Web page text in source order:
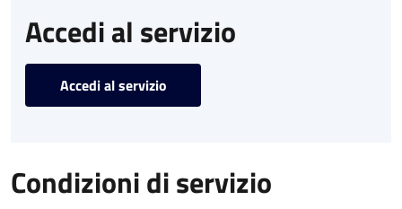
Accedi al servizio
Accedi al servizio
Condizioni di servizio